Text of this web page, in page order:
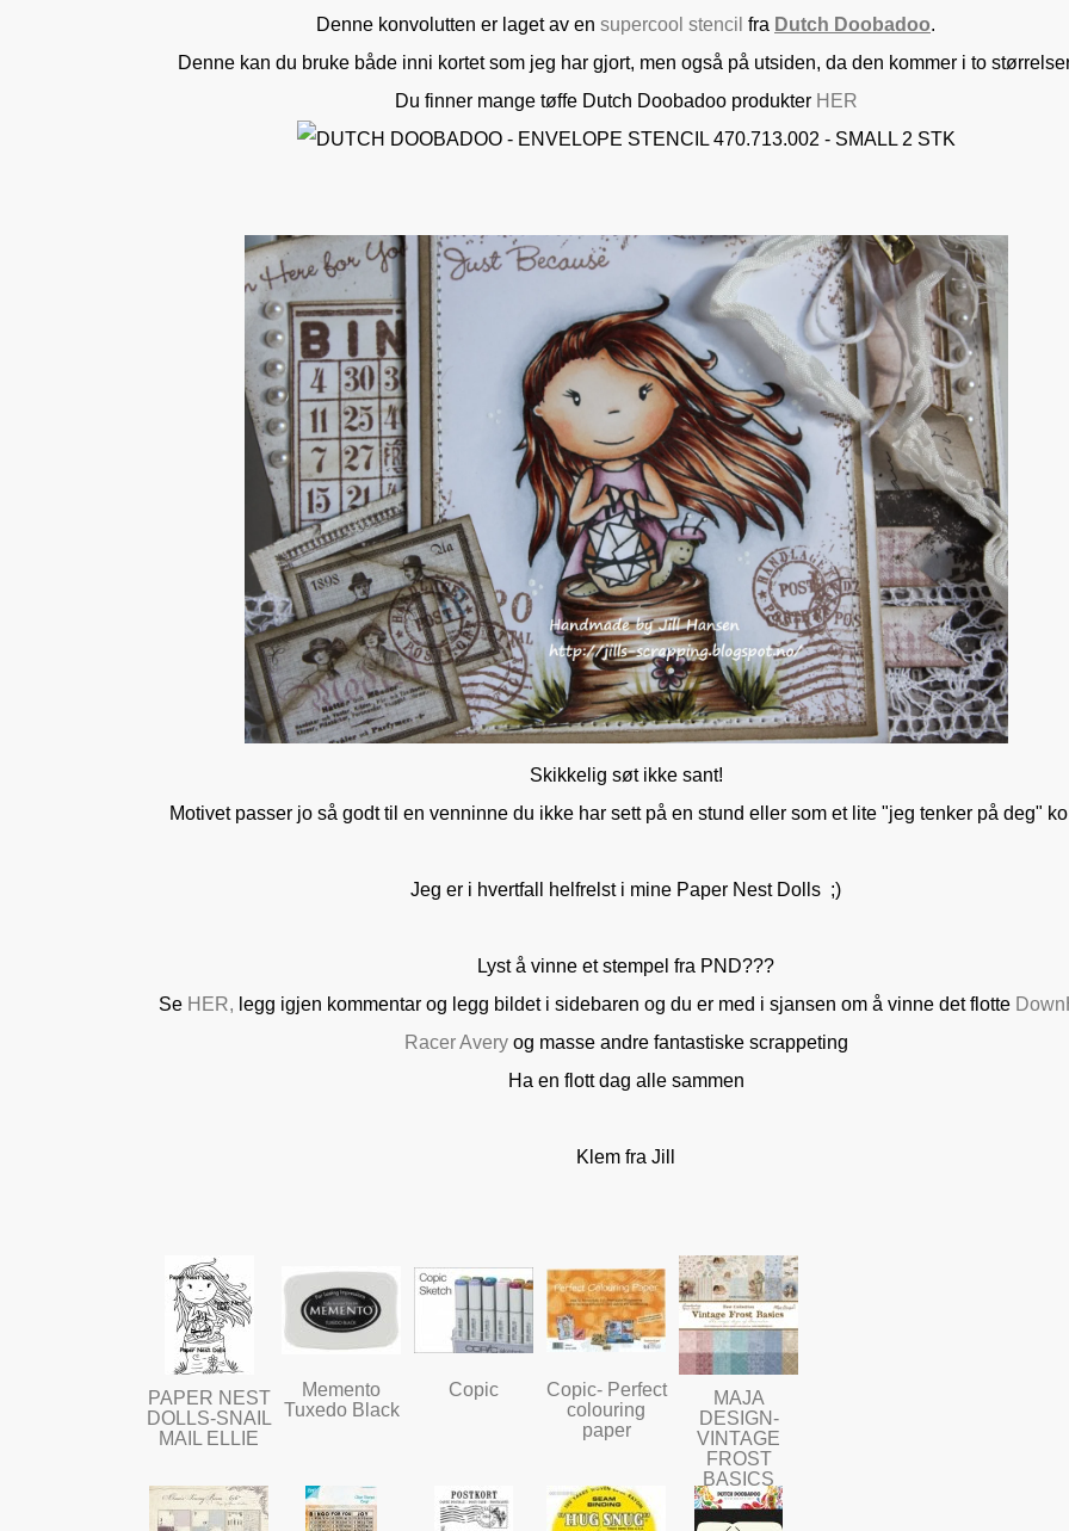
Denne konvolutten er laget av en supercool stencil fra Dutch Doobadoo.
Denne kan du bruke både inni kortet som jeg har gjort, men også på utsiden, da den kommer i to
Du finner mange tøffe Dutch Doobadoo produkter HER
Skikkelig søt ikke sant!
Motivet passer jo så godt til en venninne du ikke har sett på en stund eller som et lite "jeg tenker på deg"
Jeg er i hvertfall helfrelst i mine Paper Nest Dolls ;)
Lyst å vinne et stempel fra PND???
Se HER, legg igjen kommentar og legg bildet i sidebaren og du er med i sjansen om å vinne det flotte
Racer Averyog masse andre fantastiske scrappeting
Ha en flott dag alle sammen
Klem fra Jill
PAPER NEST
DOLLS-SNAIL
MAIL ELLIE
Memento
Tuxedo Black
Copic
Copic- Perfect
colouring
paper
MAJA
DESIGN-
VINTAGE
FROST
BASICS